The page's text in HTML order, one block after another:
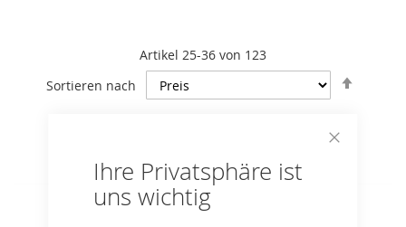
Ihre Privatsphäre ist
uns wichtig
Artikel 25-36 von 123
Sortieren nach